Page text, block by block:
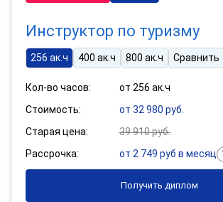
Инструктор по туризму
256 ак.ч 400 ак.ч 800 ак.ч Сравнить
Кол-во часов:
от 256 ак.ч
Стоимость:
от 32 980 руб.
Старая цена:
39 910 руб.
Рассрочка:
от 2 749 руб в месяц
Получить диплом